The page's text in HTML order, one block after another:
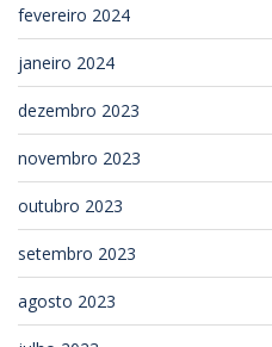
fevereiro 2024
janeiro 2024
dezembro 2023
novembro 2023
outubro 2023
setembro 2023
agosto 2023